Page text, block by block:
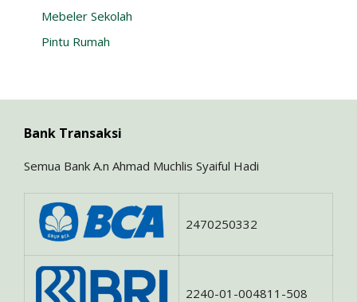
Mebeler Sekolah
Pintu Rumah
Bank Transaksi
Semua Bank A.n Ahmad Muchlis Syaiful Hadi
2470250332
2240-01-004811-508